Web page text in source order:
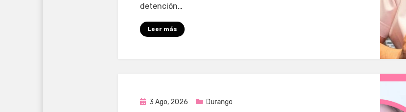
detención…
Leer más
Publicada
3 Ago, 2026 Durango